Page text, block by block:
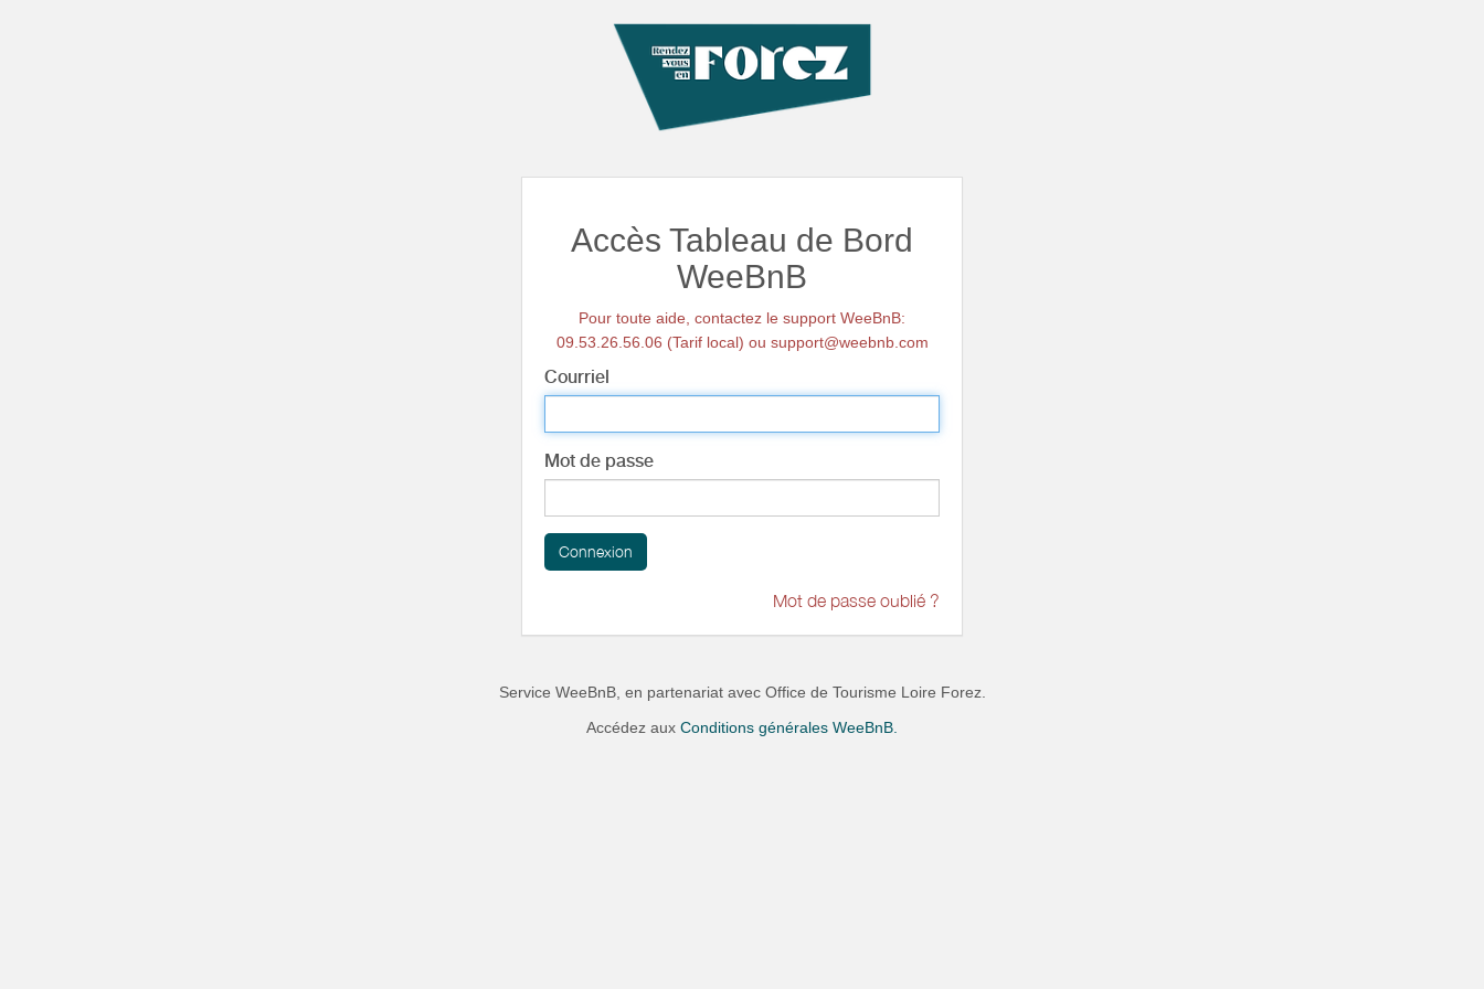
Accès Tableau de Bord
WeeBnB
Pour toute aide, contactez le support WeeBnB:
09.53.26.56.06 (Tarif local) ou support@weebnb.com
Courriel
Mot de passe
Connexion
Mot de passe oublié ?
Service WeeBnB, en partenariat avec Office de Tourisme Loire Forez.
Accédez aux Conditions générales WeeBnB.